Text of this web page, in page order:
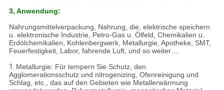
3, Anwendung:
Nahrungsmittelverpackung, Nahrung, die, elektrische speichern
u. elektronische Industrie, Petro-Gas u. Ölfeld, Chemikalien u.
Erdölchemikalien, Kohlenbergwerk, Metallurgie, Apotheke, SMT,
Feuerfestigkeit, Labor, fahrende Luft, und so weiter…
1. Metallurgie: Für tempern Sie Schutz, den
Agglomerationsschutz und nitrogenizing, Ofenreinigung und
Schlag, etc., das auf den Gebieten wie Metallerwärmung